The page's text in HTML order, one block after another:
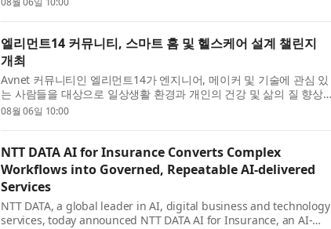
엘리먼트14 커뮤니티, 스마트 홈 및 헬스케어 설계 챌린지
개최
Avnet 커뮤니티인 엘리먼트14가 엔지니어, 메이커 및 기술에 관심 있
는 사람들을 대상으로 일상생활 환경과 개인의 건강 및 삶의 질 향상
을 위한 혁신적인 프로토타입을 설계·제작하는 새로운 스마트 홈 및
08월 06일 10:00
NTT DATA AI for Insurance Converts Complex
Workflows into Governed, Repeatable AI-delivered
Services
NTT DATA, a global leader in AI, digital business and technology
services, today announced NTT DATA AI for Insurance, an AI-